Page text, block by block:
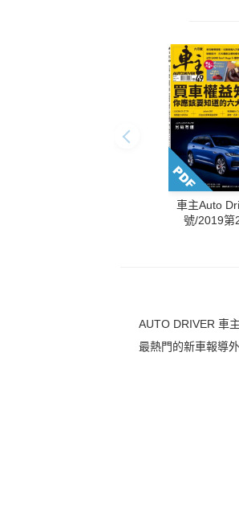
車主Auto
號/2019第
AUTO DRIVER 車
最熱門的新車報導